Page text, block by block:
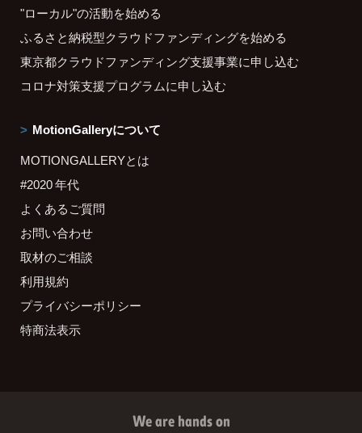
"ローカル"の活動を始める
ふるさと納税型クラウドファンディングを始める
東京都クラウドファンディング支援事業に申し込む
コロナ対策支援プログラムに申し込む
MotionGalleryについて
MOTIONGALLERYとは
#2020 年代
よくあるご質問
お問い合わせ
取材のご相談
利用規約
プライバシーポリシー
特商法表示
We are hands on